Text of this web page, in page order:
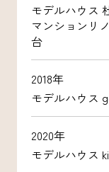
モデルハウス
マンションリ
台
2018年
モデルハウス
2020年
モデルハウス